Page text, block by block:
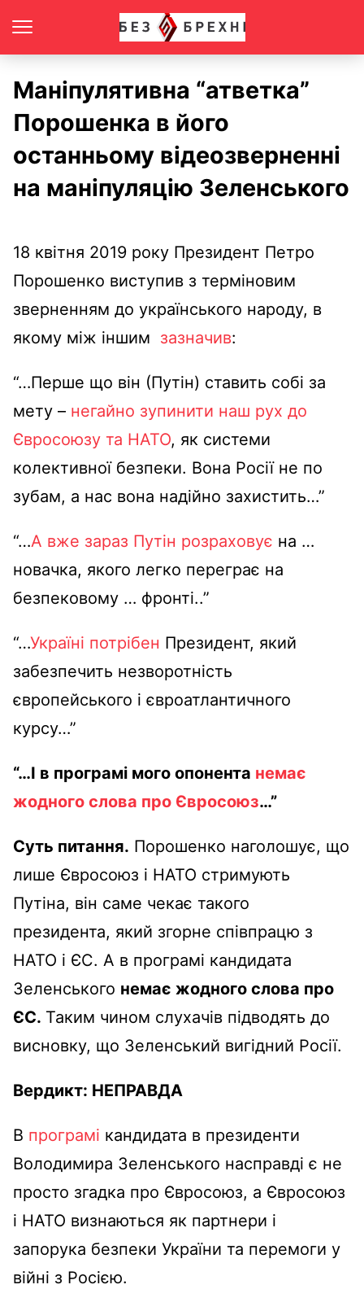
Маніпулятивна “атветка”
Порошенка в його
останньому відеозверненні
на маніпуляцію Зеленського
18 квітня 2019 року Президент Петро
Порошенко виступив з терміновим
зверненням до українського народу, в
якому між іншим зазначив:
“…Перше що він (Путін) ставить собі за
мету – негайно зупинити наш рух до
Євросоюзу та НАТО, як системи
колективної безпеки. Вона Росії не по
зубам, а нас вона надійно захистить…”
“…А вже зараз Путін розраховує на …
новачка, якого легко переграє на
безпековому … фронті..”
“…Україні потрібен Президент, який
забезпечить незворотність
європейського і євроатлантичного
курсу…”
“…І в програмі мого опонента немає
жодного слова про Євросоюз…”
Суть питання. Порошенко наголошує, що
лише Євросоюз і НАТО стримують
Путіна, він саме чекає такого
президента, який згорне співпрацю з
НАТО і ЄС. А в програмі кандидата
Зеленського немає жодного слова про
ЄС. Таким чином слухачів підводять до
висновку, що Зеленський вигідний Росії.
Вердикт: НЕПРАВДА
В програмі кандидата в президенти
Володимира Зеленського насправді є не
просто згадка про Євросоюз, а Євросоюз
і НАТО визнаються як партнери і
запорука безпеки України та перемоги у
війні з Росією.